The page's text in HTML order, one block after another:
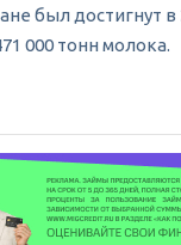
был достигнут
000 тонн молока.